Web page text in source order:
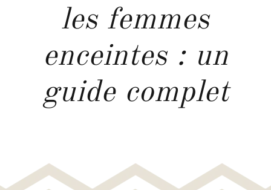
les femmes
enceintes : un
guide complet